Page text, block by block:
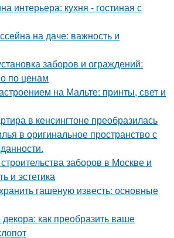
интерьера: кухня - гостиная с
на даче: важность и
заборов и ограждений:
по ценам
на Мальте: принты, свет и
в кенсингтоне преобразилась
в оригинальное пространство с
заборов в Москве и
и эстетика
гашеную известь: основные
как преобразить ваше